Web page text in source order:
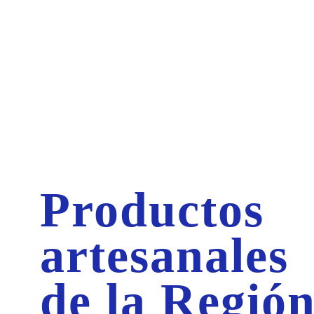
Productos
artesanales
de la